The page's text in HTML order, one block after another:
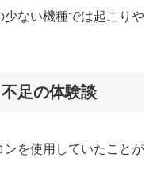
ない機種では起こりや
足の体験談
ンを使用していたことが